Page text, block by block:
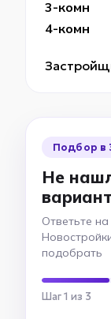
3-комн
4-комн
Подбор в
Не
Ответьте
подобрать
Шаг 1 из 3